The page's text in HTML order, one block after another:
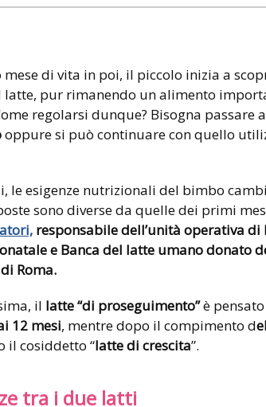
mese di vita in poi, il piccolo inizia a
latte, pur rimanendo un alimento
regolarsi dunque? Bisogna passare
oppure si può continuare con quello
le esigenze nutrizionali del bimbo
sono diverse da quelle dei primi
responsabile dell’unità operativa di
e Banca del latte umano donato
Roma.
il latte “di proseguimento”è
12 mesi, mentre dopo il compimento d
il cosiddetto “latte di crescita”.
tra i due latti